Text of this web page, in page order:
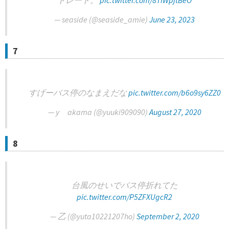
— seaside (@seaside_amie) June 23, 2023
7
すげーバス停のなまえだなpic.twitter.com/b6o9sy6ZZ0
— y akama (@yuuki909090)August 27, 2020
8
台風のせいでバス停折れてた
pic.twitter.com/P5ZFXUgcR2
— 乙 (@yuta10221207ho) September 2, 2020